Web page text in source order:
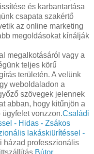
és karbantartása
csapata szakértő
az online marketing
megoldásokat kínálják
megalkotásáról vagy a
teljes körű
területén. A velünk
weboldaladon a
szövegek jelennek
abban, hogy kitűnjön a
vonzzon.Családi
- Hidas - Zsákos
lakáskiürítéssel -
házad professzionális
Bútor